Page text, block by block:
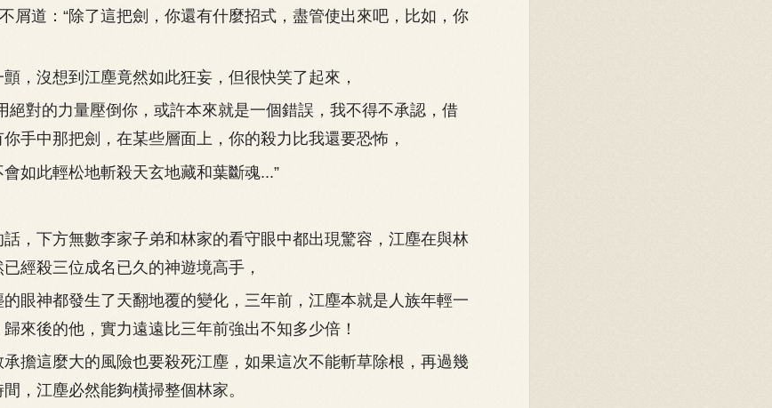
道：“除了這把劍，你還有什麼招式，盡管使出來吧，比如，你
沒想到江塵竟然如此狂妄，但很快笑了起來，
對的力量壓倒你，或許本來就是一個錯誤，我不得不承認，借
手中那把劍，在某些層面上，你的殺力比我還要恐怖，
此輕松地斬殺天玄地藏和葉斷魂...”
下方無數李家子弟和林家的看守眼中都出現驚容，江塵在與林
經殺三位成名已久的神遊境高手，
神都發生了天翻地覆的變化，三年前，江塵本就是人族年輕一
來後的他，實力遠遠比三年前強出不知多少倍！
這麼大的風險也要殺死江塵，如果這次不能斬草除根，再過幾
，江塵必然能夠橫掃整個林家。